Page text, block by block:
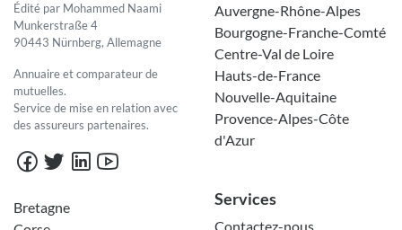
Édité par Mohammed Naami
Munkerstraße 4
90443 Nürnberg, Allemagne
Annuaire et comparateur de
mutuelles.
Service de mise en relation avec
des assureurs partenaires.
Auvergne-Rhône-Alpes
Bourgogne-Franche-Comté
Centre-Val de Loire
Hauts-de-France
Nouvelle-Aquitaine
Provence-Alpes-Côte
d'Azur
Bretagne
Services
Contactez-nous